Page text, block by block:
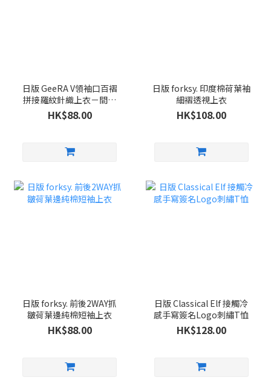
日版 GeeRA V領袖口百褶
拼接羅紋針織上衣－間條
色
HK$88.00
日版 forksy. 印度棉荷葉袖
細褶透視上衣
HK$108.00
日版 forksy. 前後2WAY抓
皺荷葉邊純棉短袖上衣
HK$88.00
日版 Classical Elf 接觸冷
感手寫簽名Logo刺繡T恤
HK$128.00